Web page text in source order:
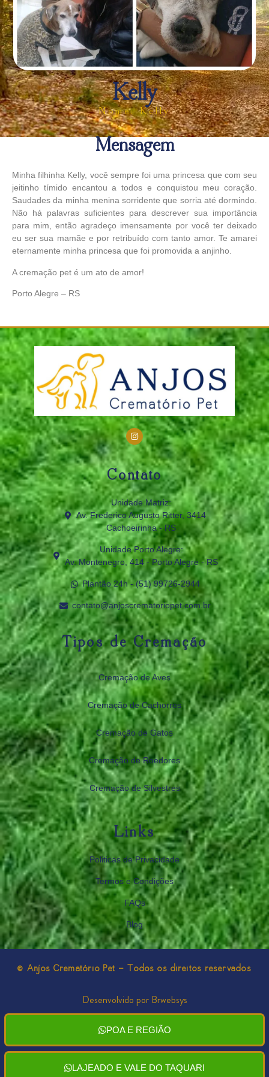
Kelly
Nome: Kelly
Mensagem
Minha filhinha Kelly, você sempre foi uma princesa que com seu
jeitinho tímido encantou a todos e conquistou meu coração.
Saudades da minha menina sorridente que sorria até dormindo.
Não há palavras suficientes para descrever sua importância
para mim, então agradeço imensamente por você ter deixado
eu ser sua mamãe e por retribuído com tanto amor. Te amarei
eternamente minha princesa que foi promovida a anjinho.
A cremação pet é um ato de amor!
Porto Alegre – RS
Contato
Unidade Matriz:
Av. Frederico Augusto Ritter, 3414
Cachoeirinha - RS
Unidade Porto Alegre:
Av. Montenegro, 414 - Porto Alegre - RS
Plantão 24h - (51) 99726‑2944
contato@anjoscrematoriopet.com.br
Tipos de Cremação
Cremação de Aves
Cremação de Cachorros
Cremação de Gatos
Cremação de Roedores
Cremação de Silvestres
Links
Politicas de Privacidade
Termos e Condições
FAQs
Blog
© Anjos Crematório Pet - Todos os direitos reservados
Desenvolvido por Brwebsys
POA E REGIÃO
LAJEADO E VALE DO TAQUARI